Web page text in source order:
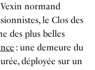
normand
le Clos des
des plus belles
: une demeure du
déployée sur un